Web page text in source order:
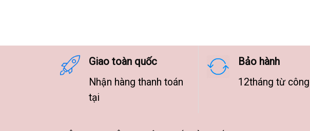
9.500.000 ₫
Giao toàn quốc
Nhận hàng thanh toán
tại
Bảo hành
12tháng từ